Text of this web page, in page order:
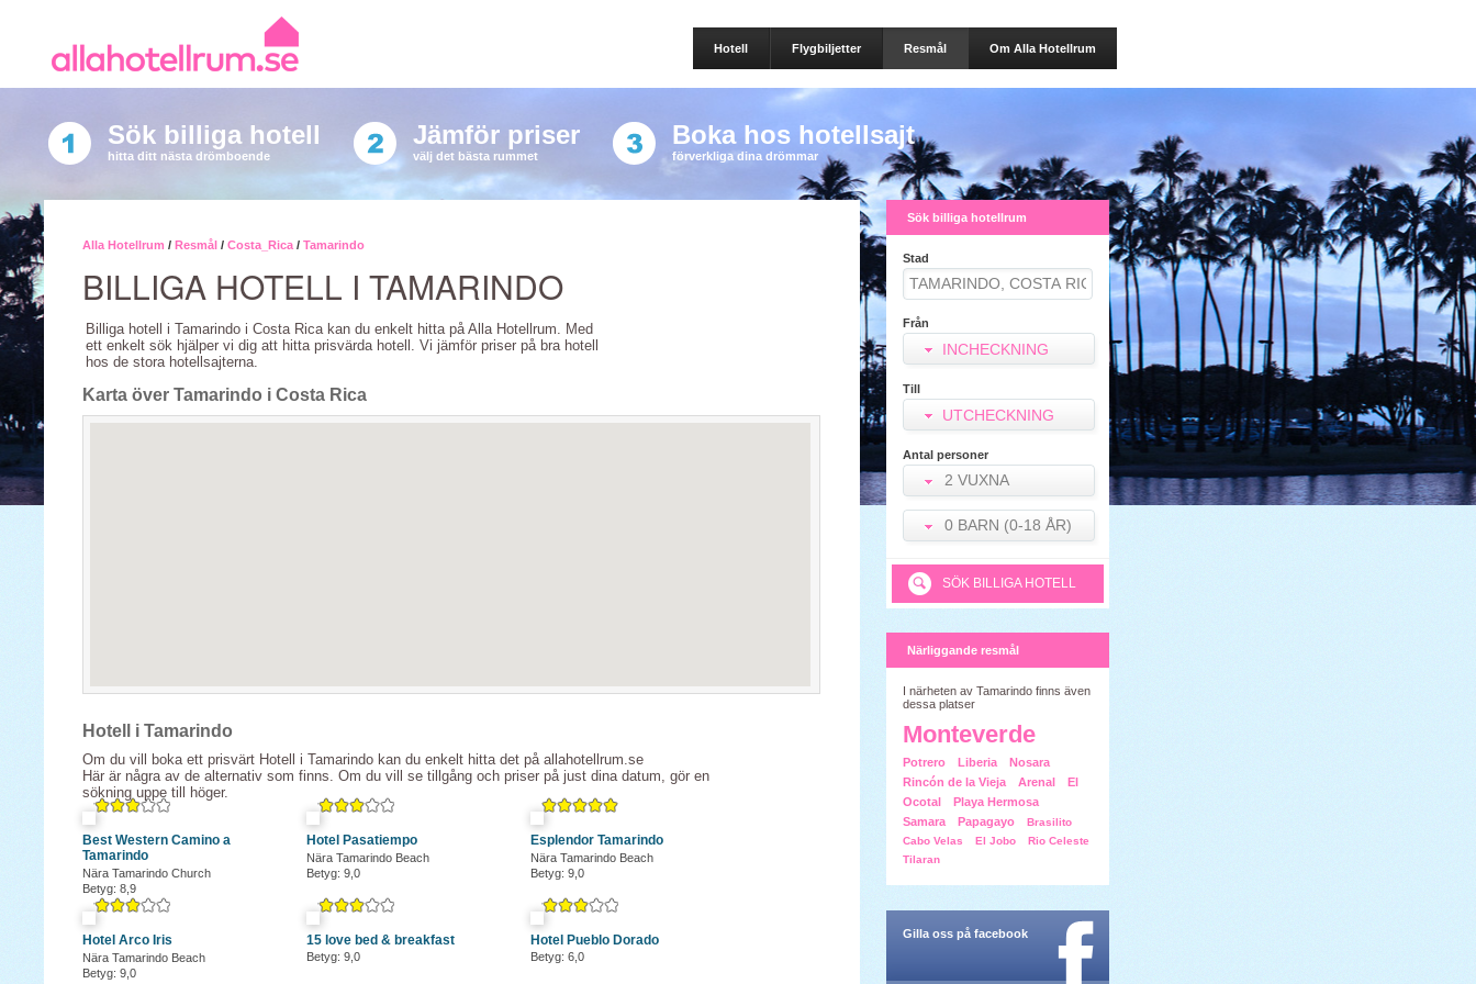
Hotell Flygbiljetter Resmål Om Alla Hotellrum
Sök billiga hotell
hitta ditt nästa drömboende
Jämför priser
välj det bästa rummet
Boka hos hotellsajt
förverkliga dina drömmar
Alla Hotellrum / Resmål / Costa_Rica / Tamarindo
BILLIGA HOTELL I TAMARINDO
Billiga hotell i Tamarindo i Costa Rica kan du enkelt hitta på Alla Hotellrum. Med
ett enkelt sök hjälper vi dig att hitta prisvärda hotell. Vi jämför priser på bra hotell
hos de stora hotellsajterna.
Karta över Tamarindo i Costa Rica
Hotell i Tamarindo
Om du vill boka ett prisvärt Hotell i Tamarindo kan du enkelt hitta det på allahotellrum.se
Här är några av de alternativ som finns. Om du vill se tillgång och priser på just dina datum, gör en
sökning uppe till höger.
Best Western Camino a
Tamarindo
Nära Tamarindo Church
Betyg: 8,9
Hotel Pasatiempo
Nära Tamarindo Beach
Betyg: 9,0
Esplendor Tamarindo
Nära Tamarindo Beach
Betyg: 9,0
Hotel Arco Iris
Nära Tamarindo Beach
Betyg: 9,0
15 love bed & breakfast
Betyg: 9,0
Hotel Pueblo Dorado
Betyg: 6,0
Sök billiga hotellrum
Stad
Från
INCHECKNING
Till
UTCHECKNING
Antal personer
2 VUXNA
0 BARN (0-18 ÅR)
SÖK BILLIGA HOTELL
Närliggande resmål
I närheten av Tamarindo finns även
dessa platser
Monteverde
Potrero Liberia
Nosara
Rincón de la Vieja
Arenal
El
Ocotal
Playa Hermosa
Samara
Papagayo
Brasilito
Cabo Velas
El Jobo
Rio Celeste
Tilaran
Gilla oss på facebook